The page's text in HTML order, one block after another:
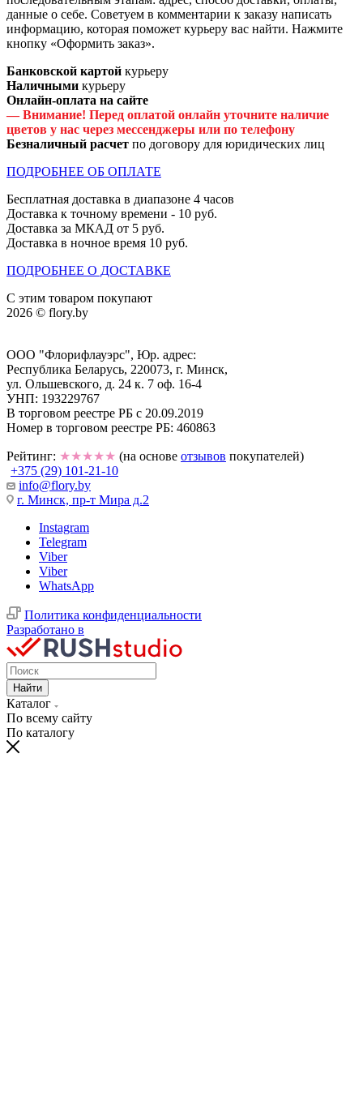
данные о себе. Советуем в комментарии к заказу написать
информацию, которая поможет курьеру вас найти. Нажмите
кнопку «Оформить заказ».
Банковской картой курьеру
Наличными курьеру
Онлайн-оплата на сайте
— Внимание! Перед оплатой онлайн уточните наличие
цветов у нас через мессенджеры или по телефону
Безналичный расчет по договору для юридических лиц
ПОДРОБНЕЕ ОБ ОПЛАТЕ
Бесплатная доставка в диапазоне 4 часов
Доставка к точному времени - 10 руб.
Доставка за МКАД от 5 руб.
Доставка в ночное время 10 руб.
ПОДРОБНЕЕ О ДОСТАВКЕ
С этим товаром покупают
2026 © flory.by
ООО "Флорифлауэрс", Юр. адрес:
Республика Беларусь, 220073, г. Минск,
ул. Ольшевского, д. 24 к. 7 оф. 16-4
УНП: 193229767
В торговом реестре РБ с 20.09.2019
Номер в торговом реестре РБ: 460863
Рейтинг: ★★★★★ (на основе отзывов покупателей)
+375 (29) 101-21-10
info@flory.by
г. Минск, пр-т Мира д.2
Instagram
Telegram
Viber
Viber
WhatsApp
Политика конфиденциальности
Разработано в
Найти
Каталог
По всему сайту
По каталогу